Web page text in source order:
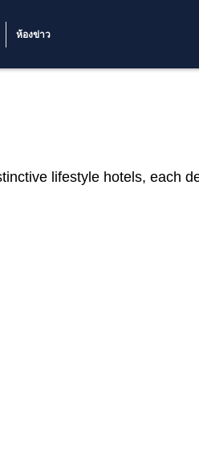
ห้องข่าว
lifestyle hotels, each